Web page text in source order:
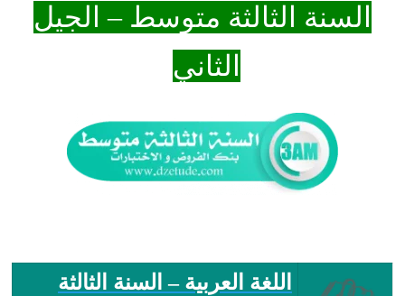
السنة الثالثة متوسط – الجيل
الثاني
اللغة العربية – السنة الثالثة